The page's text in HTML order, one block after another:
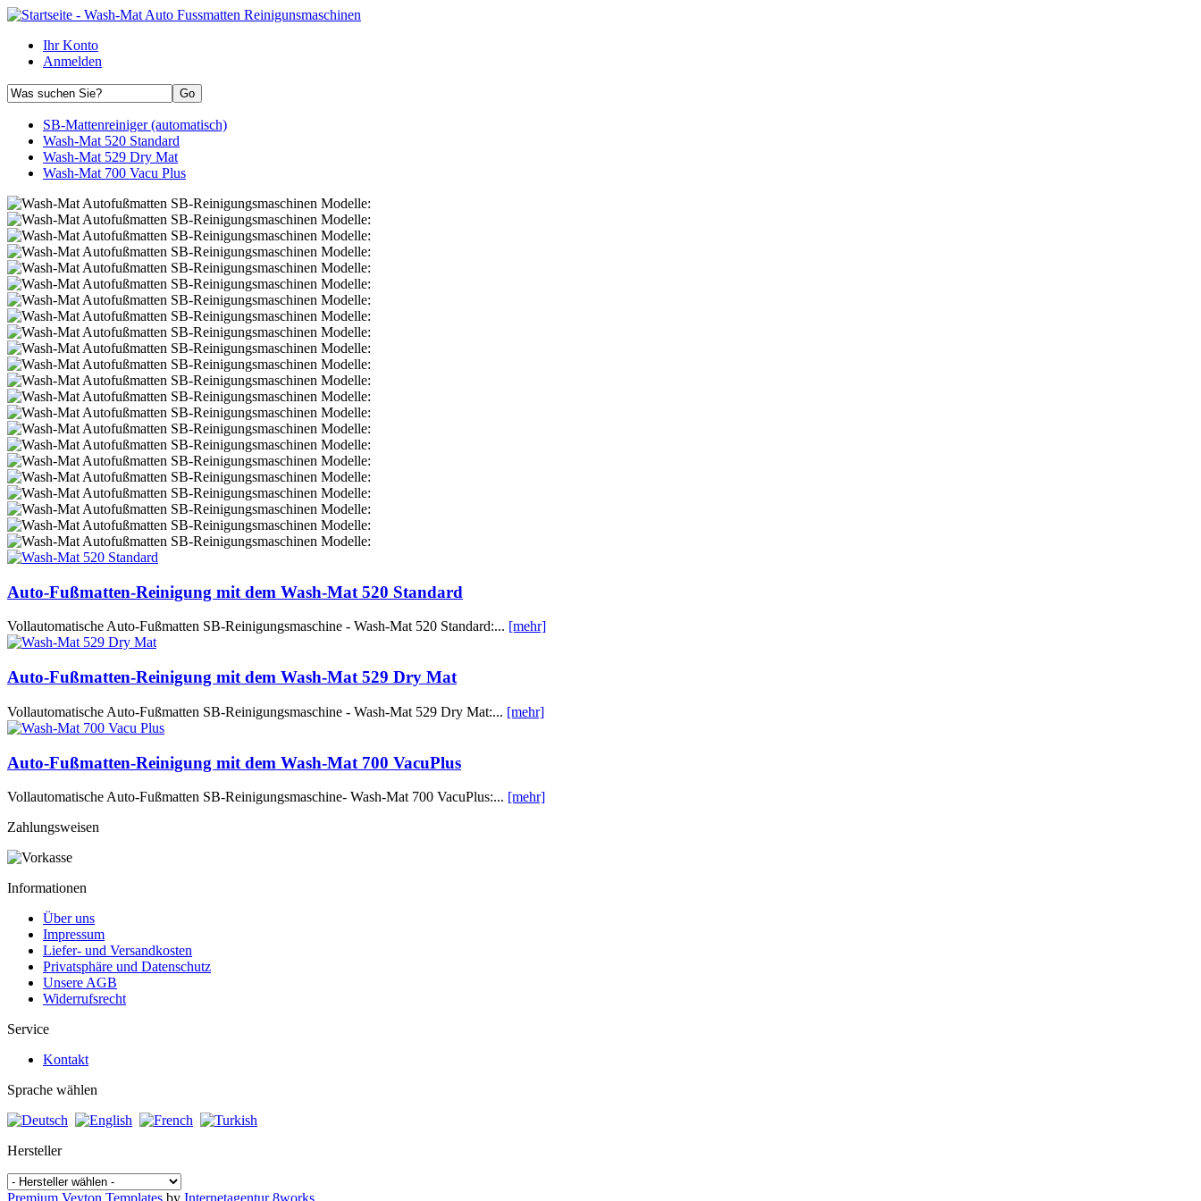
Ihr Konto
Anmelden
SB-Mattenreiniger (automatisch)
Wash-Mat 520 Standard
Wash-Mat 529 Dry Mat
Wash-Mat 700 Vacu Plus
Auto-Fußmatten-Reinigung mit dem Wash-Mat 520 Standard
Vollautomatische Auto-Fußmatten SB-Reinigungsmaschine - Wash-Mat 520 Standard:... [mehr]
Auto-Fußmatten-Reinigung mit dem Wash-Mat 529 Dry Mat
Vollautomatische Auto-Fußmatten SB-Reinigungsmaschine - Wash-Mat 529 Dry Mat:... [mehr]
Auto-Fußmatten-Reinigung mit dem Wash-Mat 700 VacuPlus
Vollautomatische Auto-Fußmatten SB-Reinigungsmaschine- Wash-Mat 700 VacuPlus:... [mehr]
Zahlungsweisen
Informationen
Über uns
Impressum
Liefer- und Versandkosten
Privatsphäre und Datenschutz
Unsere AGB
Widerrufsrecht
Service
Kontakt
Sprache wählen
Hersteller